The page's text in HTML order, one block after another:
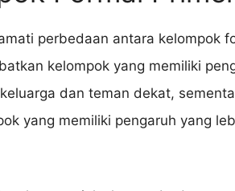
perbedaan antara kelompok
kelompok yang memiliki
dan teman dekat,
yang memiliki pengaruh yang